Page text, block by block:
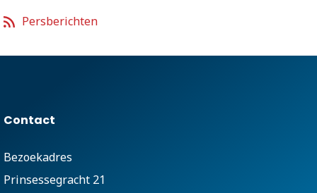
Persberichten
Contact
Bezoekadres
Prinsessegracht 21